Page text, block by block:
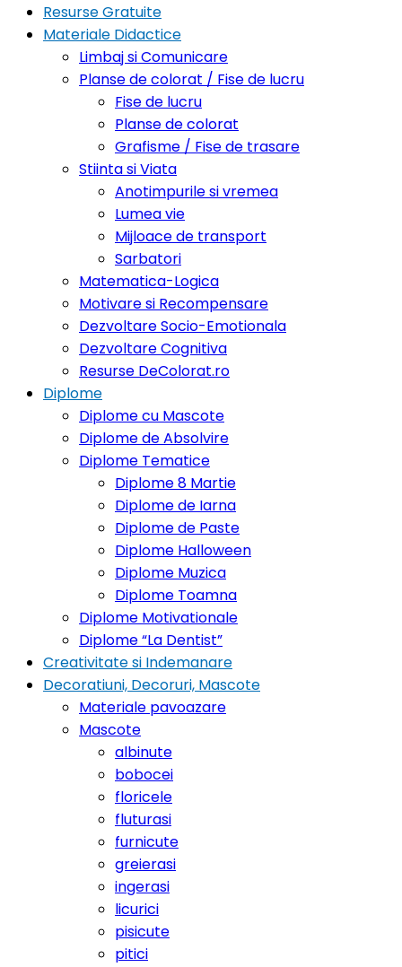
Resurse Gratuite
Materiale Didactice
Limbaj si Comunicare
Planse de colorat / Fise de lucru
Fise de lucru
Planse de colorat
Grafisme / Fise de trasare
Stiinta si Viata
Anotimpurile si vremea
Lumea vie
Mijloace de transport
Sarbatori
Matematica-Logica
Motivare si Recompensare
Dezvoltare Socio-Emotionala
Dezvoltare Cognitiva
Resurse DeColorat.ro
Diplome
Diplome cu Mascote
Diplome de Absolvire
Diplome Tematice
Diplome 8 Martie
Diplome de Iarna
Diplome de Paste
Diplome Halloween
Diplome Muzica
Diplome Toamna
Diplome Motivationale
Diplome “La Dentist”
Creativitate si Indemanare
Decoratiuni, Decoruri, Mascote
Materiale pavoazare
Mascote
albinute
bobocei
floricele
fluturasi
furnicute
greierasi
ingerasi
licurici
pisicute
pitici